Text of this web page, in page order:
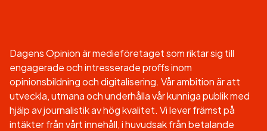
Dagens Opinion är medieföretaget som riktar sig till
engagerade och intresserade proffs inom
opinionsbildning och digitalisering. Vår ambition är att
utveckla, utmana och underhålla vår kunniga publik med
hjälp av journalistik av hög kvalitet. Vi lever främst på
intäkter från vårt innehåll, i huvudsak från betalande